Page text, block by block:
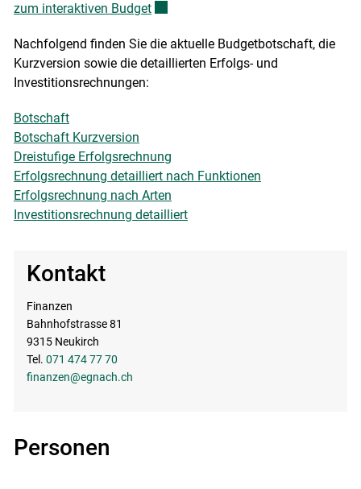
zum interaktiven Budget
Nachfolgend finden Sie die aktuelle Budgetbotschaft, die
Kurzversion sowie die detaillierten Erfolgs- und
Investitionsrechnungen:
Botschaft
Botschaft Kurzversion
Dreistufige Erfolgsrechnung
Erfolgsrechnung detailliert nach Funktionen
Erfolgsrechnung nach Arten
Investitionsrechnung detailliert
Kontakt
Finanzen
Bahnhofstrasse 81
9315 Neukirch
Tel. 071 474 77 70
finanzen@egnach.ch
Personen